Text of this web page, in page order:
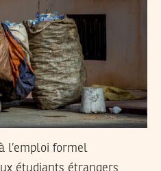
l’emploi formel